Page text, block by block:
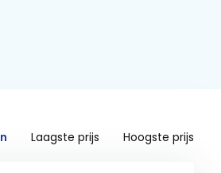
Laagste prijs Hoogste prijs